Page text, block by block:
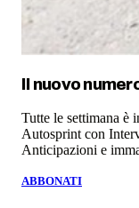
Il nuovo
Tutte le settimana è
Autosprint con
Anticipazioni e
ABBONATI